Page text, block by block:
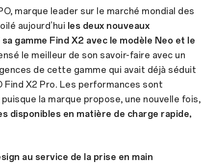
marque leader sur le marché mondial des
aujourd’hui les deux nouveaux
gamme Find X2 avec le modèle Neo et le
le meilleur de son savoir-faire avec un
de cette gamme qui avait déjà séduit
Find X2 Pro. Les performances sont
la marque propose, une nouvelle fois,
disponibles en matière de charge rapide,
au service de la prise en main